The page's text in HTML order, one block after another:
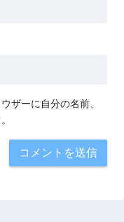
ザーに自分の名前、